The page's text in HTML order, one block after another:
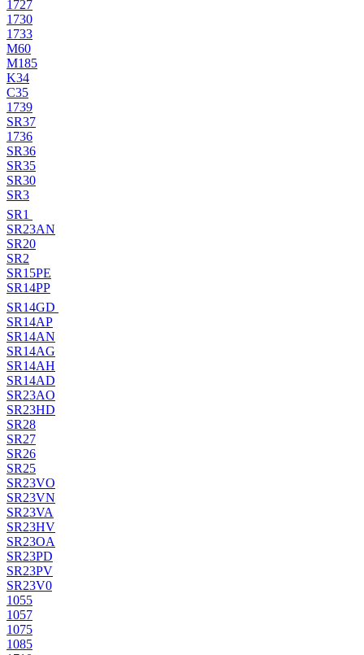
1727
1730
1733
M60
M185
K34
C35
1739
SR37
1736
SR36
SR35
SR30
SR3
SR1
SR23AN
SR20
SR2
SR15PE
SR14PP
SR14GD
SR14AP
SR14AN
SR14AG
SR14AH
SR14AD
SR23AO
SR23HD
SR28
SR27
SR26
SR25
SR23VO
SR23VN
SR23VA
SR23HV
SR23OA
SR23PD
SR23PV
SR23V0
1055
1057
1075
1085